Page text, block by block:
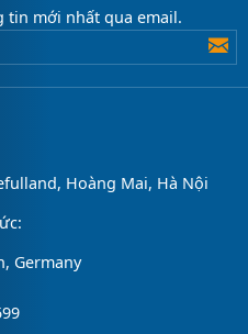
mới nhất qua email.
Hoàng Mai, Hà Nội
Germany